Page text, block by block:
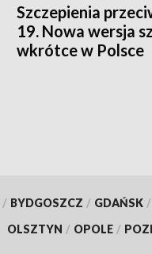
Szczepienia
19. Nowa wersja
wkrótce w Polsce
/ BYDGOSZCZ / GDAŃSK /
OLSZTYN / OPOLE /